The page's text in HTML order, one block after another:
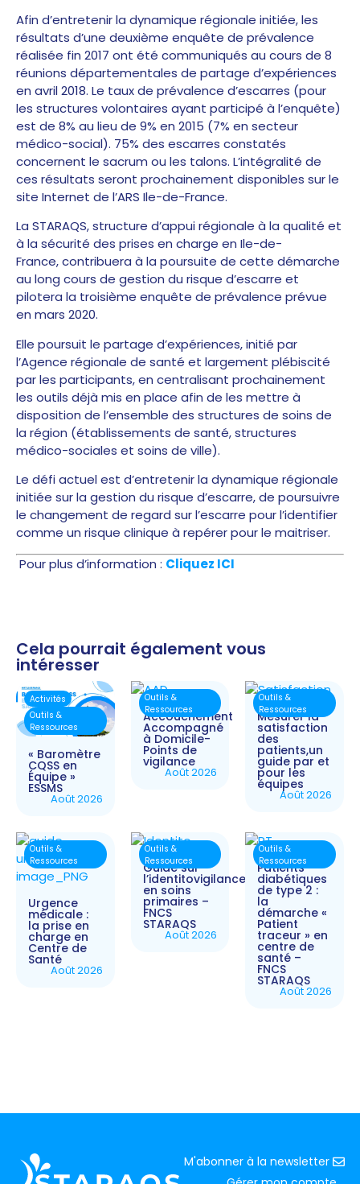
Afin d’entretenir la dynamique régionale initiée, les
résultats d’une deuxième enquête de prévalence
réalisée fin 2017 ont été communiqués au cours de 8
réunions départementales de partage d’expériences
en avril 2018. Le taux de prévalence d’escarres (pour
les structures volontaires ayant participé à l’enquête)
est de 8% au lieu de 9% en 2015 (7% en secteur
médico-social). 75% des escarres constatés
concernent le sacrum ou les talons. L’intégralité de
ces résultats seront prochainement disponibles sur le
site Internet de l’ARS Ile-de-France.
La STARAQS, structure d’appui régionale à la qualité et
à la sécurité des prises en charge en Ile-de-
France, contribuera à la poursuite de cette démarche
au long cours de gestion du risque d’escarre et
pilotera la troisième enquête de prévalence prévue
en mars 2020.
Elle poursuit le partage d’expériences, initié par
l’Agence régionale de santé et largement plébiscité
par les participants, en centralisant prochainement
les outils déjà mis en place afin de les mettre à
disposition de l’ensemble des structures de soins de
la région (établissements de santé, structures
médico-sociales et soins de ville).
Le défi actuel est d’entretenir la dynamique régionale
initiée sur la gestion du risque d’escarre, de poursuivre
le changement de regard sur l’escarre pour l’identifier
comme un risque clinique à repérer pour le maitriser.
Pour plus d’information : Cliquez ICI
Cela pourrait également vous
intéresser
« Baromètre
CQSS en
Équipe »
ESSMS
Août 2026
Activités
Outils &
Ressources
Accouchement
Accompagné
à Domicile-
Points de
vigilance
Août 2026
Outils &
Ressources
Mesurer la
satisfaction
des
patients,un
guide par et
pour les
équipes
Août 2026
Outils &
Ressources
Urgence
médicale :
la prise en
charge en
Centre de
Santé
Août 2026
Outils &
Ressources
Guide sur
l’identitovigilance
en soins
primaires –
FNCS
STARAQS
Août 2026
Outils &
Ressources
Patients
diabétiques
de type 2 :
la
démarche «
Patient
traceur » en
centre de
santé –
FNCS
STARAQS
Août 2026
Outils &
Ressources
M'abonner à la newsletter